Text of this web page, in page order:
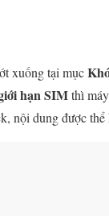
xuống tại mục
hạn SIMthì
nội dung được thể